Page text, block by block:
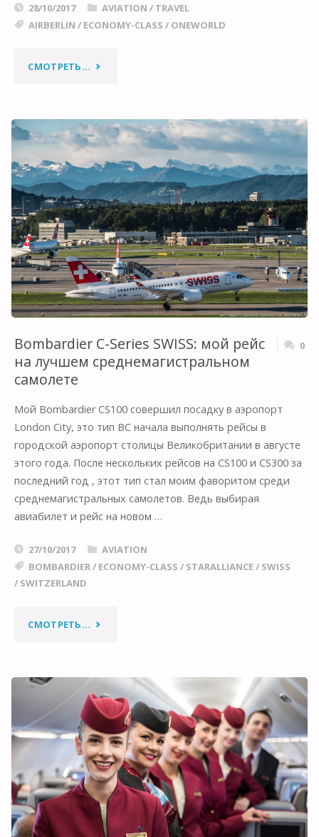
28/10/2017 AVIATION / TRAVEL
AIRBERLIN / ECONOMY-CLASS / ONEWORLD
СМОТРЕТЬ... "GOODBYE,
Bombardier C-Series SWISS: мой рейс
на лучшем среднемагистральном
самолете
0
Мой Bombardier CS100 совершил посадку в аэропорт
London City, это тип ВС начала выполнять рейсы в
городской аэропорт столицы Великобритании в августе
этого года. После нескольких рейсов на CS100 и CS300 за
последний год , этот тип стал моим фаворитом среди
среднемагистральных самолетов. Ведь выбирая
авиабилет и рейс на новом …
27/10/2017
AVIATION
BOMBARDIER/ ECONOMY-CLASS / STARALLIANCE/ SWISS
/ SWITZERLAND
СМОТРЕТЬ... "BOMBARDIER
SERIES
SWISS:
МОЙ
РЕЙС
НА
ЛУЧШЕМ